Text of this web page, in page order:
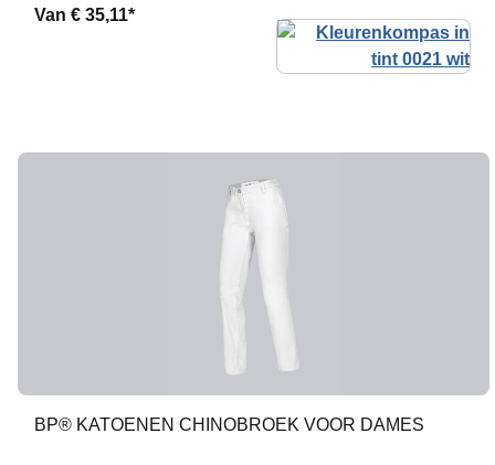
Van € 35,11*
BP® KATOENEN CHINOBROEK VOOR DAMES